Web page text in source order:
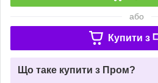
або
Купити з
Що таке купити з Пром?